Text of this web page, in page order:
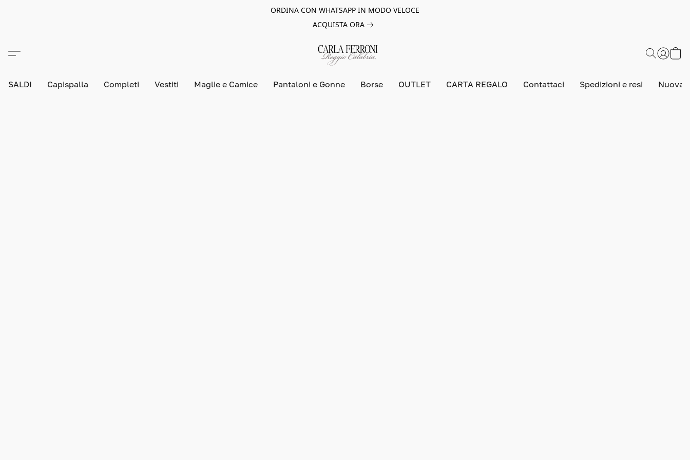
ORDINA CON WHATSAPP IN MODO VELOCE
ACQUISTA ORA
SALDI Capispalla Completi Vestiti Maglie e Camice Pantaloni e Gonne Borse OUTLET CARTA REGALO Contattaci Spedizioni e resi Nuova